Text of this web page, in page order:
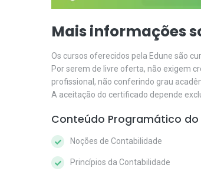
Mais informações
Os cursos oferecidos pela Edune são
Por serem de livre oferta, não exigem
profissional, não conferindo grau
A aceitação do certificado depende
Conteúdo Programático do
Noções de Contabilidade
Princípios da Contabilidade